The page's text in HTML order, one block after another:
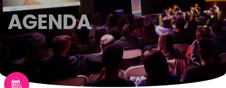
AGENDA